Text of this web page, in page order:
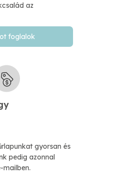
az
foglalok
gyorsan és
pedig azonnal
mailben.​